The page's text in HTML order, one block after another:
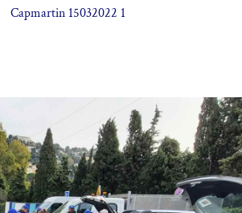
Capmartin 15032022 1